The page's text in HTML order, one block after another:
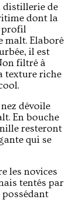
distillerie de
dont la
profil
malt. Elaboré
il est
filtré à
texture riche
dévoile
En bouche
resteront
qui se
les novices
tentés par